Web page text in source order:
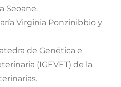
Seoane.
Virginia Ponzinibbio y
de Genética e
(IGEVET) de la